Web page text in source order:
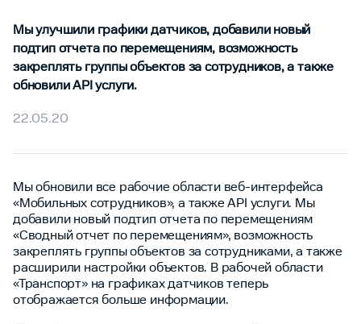
Мы улучшили графики датчиков, добавили новый
подтип отчета по перемещениям, возможность
закреплять группы объектов за сотрудников, а также
обновили API услуги.
22.05.20
Мы обновили все рабочие области веб-интерфейса
«Мобильных сотрудников», а также API услуги. Мы
добавили новый подтип отчета по перемещениям
«Сводный отчет по перемещениям», возможность
закреплять группы объектов за сотрудниками, а также
расширили настройки объектов. В рабочей области
«Транспорт» на графиках датчиков теперь
отображается больше информации.